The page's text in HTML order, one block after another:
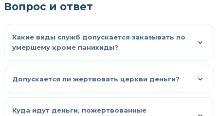
Вопрос и ответ
Какие виды служб допускается заказывать по
умершему кроме панихиды?
Допускается ли жертвовать церкви деньги?
Куда идут деньги, пожертвованные